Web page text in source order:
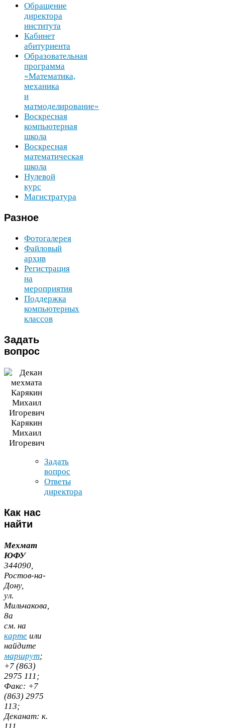
Обращение
директора
института
Кабинет
абитуриента
Образовательная
программа
«Математика,
механика
и
матмоделирование»
Воскресная
компьютерная
школа
Воскресная
математическая
школа
Нулевой
курс
Магистратура
Разное
Фотогалерея
Файловый
архив
Регистрация
на
мероприятия
Поддержка
компьютерных
классов
Задать
вопрос
Карякин
Михаил
Игоревич
Задать
вопрос
Ответы
директора
Как нас
найти
Мехмат
ЮФУ
344090
Ростов-​на-​
Дону,
ул.
Мильчакова,
8а
cм. на
карте или
найдите
маршрут;
+7 (863)
2975 111 ;
Факс: +7
(863) 2975
113;
Деканат: к.
111